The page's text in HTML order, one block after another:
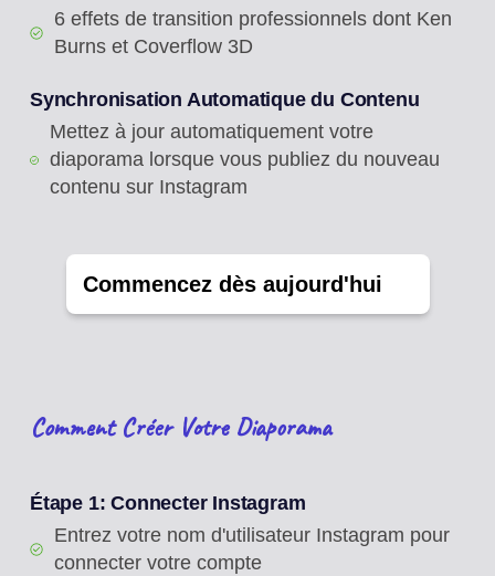
6 effets de transition professionnels dont Ken
Burns et Coverflow 3D
Synchronisation Automatique du Contenu
Mettez à jour automatiquement votre
diaporama lorsque vous publiez du nouveau
contenu sur Instagram
Commencez dès aujourd'hui
Comment Créer Votre Diaporama
Étape 1: Connecter Instagram
Entrez votre nom d'utilisateur Instagram pour
connecter votre compte